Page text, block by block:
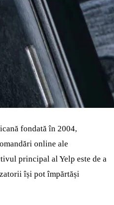
fondată în 2004,
online ale
principal al Yelp este de a
își pot împărtăși